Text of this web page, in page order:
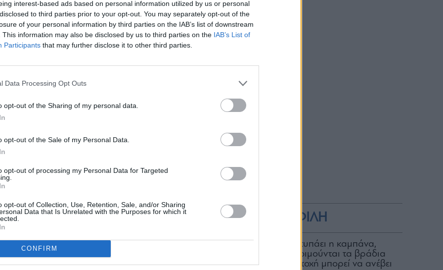
interest-based ads based on personal information utilized by us or personal
to third parties prior to your opt-out. You may separately opt-out of the
of your personal information by third parties on the IAB’s list of downstream
This information may also be disclosed by us to third parties on the IAB’s List of
Participants that may further disclose it to other third parties.
Data Processing Opt Outs
opt-out of the Sharing of my personal data.
opt-out of the Sale of my Personal Data.
opt-out of processing my Personal Data for Targeted
opt-out of Collection, Use, Retention, Sale, and/or Sharing
Data that Is Unrelated with the Purposes for which it
CONFIRM
Hang Seng του Χονγκ Κονγκ σημείωνε πτώση
CSI 300 της ηπειρωτικής χώρας σημείωνε άνοδο
η αγορά της Σιγκαπούρης, με τον βασικό
κατά 0,21%.
Hynix σημείωνε άνοδο σχεδόν 7%, καταγράφοντας
μετοχή της Samsung Electronics σημείωνε άνοδο
ότι παρέδωσε σε βασικούς πελάτες δείγματα
12 επιπέδων, η οποία αποτελεί την επόμενη
ΔΗΜΟΦΙΛΗ
Για ποιον χτυπάει η καμπάνα,
ποιοι δεν κοιμούνται τα βράδια
και ποια μετοχή μπορεί να ανέβει